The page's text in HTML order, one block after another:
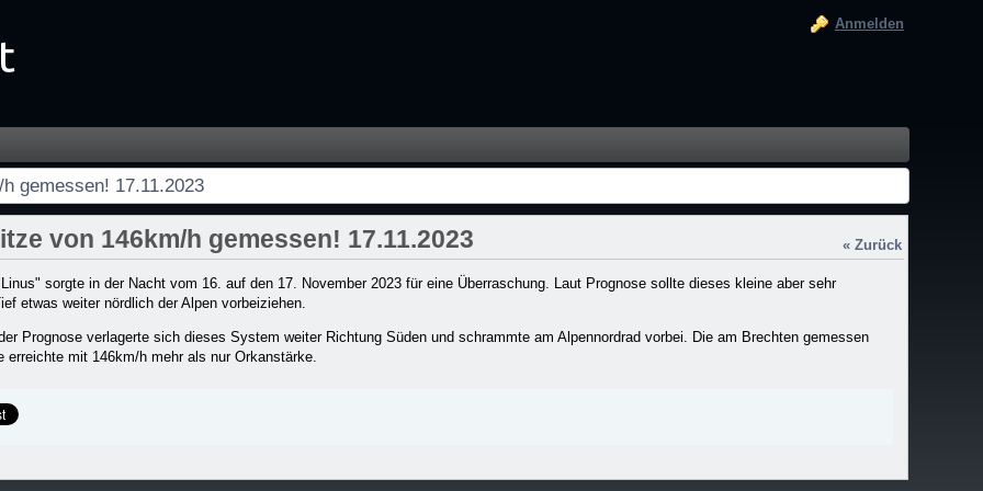
- Startseite
Anmelden
gemessen! 17.11.2023
« Zurück
von 146km/h gemessen! 17.11.2023
sorgte in der Nacht vom 16. auf den 17. November 2023 für eine Überraschung. Laut Prognose sollte dieses kleine aber sehr
etwas weiter nördlich der Alpen vorbeiziehen.
Prognose verlagerte sich dieses System weiter Richtung Süden und schrammte am Alpennordrad vorbei. Die am Brechten gemessen
erreichte mit 146km/h mehr als nur Orkanstärke.